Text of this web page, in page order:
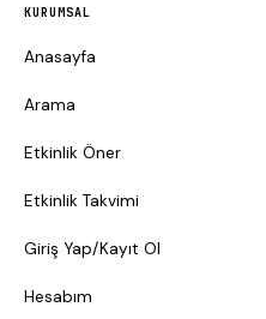
KURUMSAL
Anasayfa
Arama
Etkinlik Öner
Etkinlik Takvimi
Giriş Yap/Kayıt Ol
Hesabım